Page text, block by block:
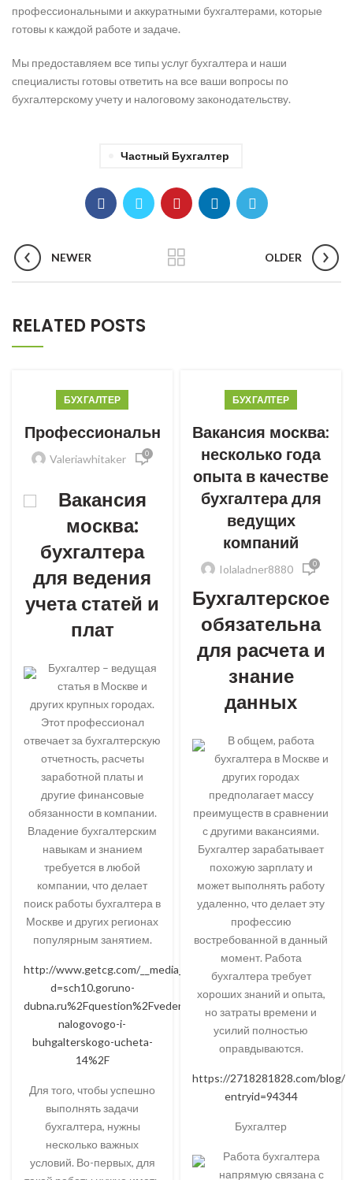
профессиональными и аккуратными бухгалтерами, которые
готовы к каждой работе и задаче.
Мы предоставляем все типы услуг бухгалтера и наши
специалисты готовы ответить на все ваши вопросы по
бухгалтерскому учету и налоговому законодательству.
Частный Бухгалтер
NEWER OLDER
RELATED POSTS
БУХГАЛТЕР
Профессиональн
Valeriawhitaker 0
Вакансия
москва:
бухгалтера
для ведения
учета статей и
плат
Бухгалтер – ведущая
статья в Москве и
других крупных городах.
Этот профессионал
отвечает за бухгалтерскую
отчетность, расчеты
заработной платы и
другие финансовые
обязанности в компании.
Владение бухгалтерским
навыкам и знанием
требуется в любой
компании, что делает
поиск работы бухгалтера в
Москве и других регионах
популярным занятием.
http://www.getcg.com/__media__/js/netsoltrademark.php?
d=sch10.goruno-
dubna.ru%2Fquestion%2Fvedenie-
nalogovogo-i-
buhgalterskogo-ucheta-
14%2F
Для того, чтобы успешно
выполнять задачи
бухгалтера, нужны
несколько важных
условий. Во-первых, для
БУХГАЛТЕР
Вакансия москва:
несколько года
опыта в качестве
бухгалтера для
ведущих
компаний
Iolaladner8880 0
Бухгалтерское
обязательна
для расчета и
знание
данных
В общем, работа
бухгалтера в Москве и
других городах
предполагает массу
преимуществ в сравнении
с другими вакансиями.
Бухгалтер зарабатывает
похожую зарплату и
может выполнять работу
удаленно, что делает эту
профессию
востребованной в данный
момент. Работа
бухгалтера требует
хороших знаний и опыта,
но затраты времени и
усилий полностью
оправдываются.
https://2718281828.com/blog/
entryid=94344
Бухгалтер
Работа бухгалтера
напрямую связана с